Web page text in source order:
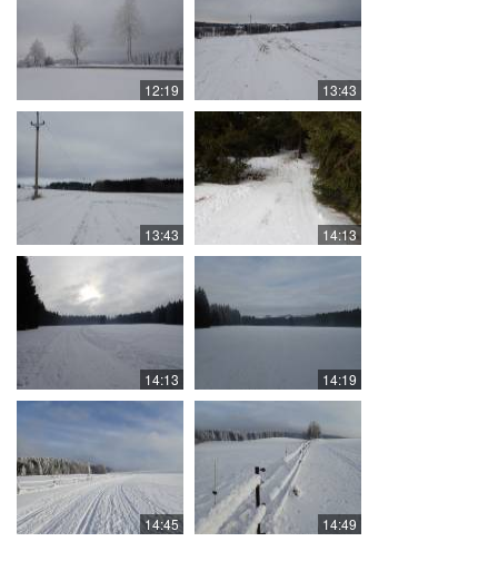
12:19 13:43
13:43 14:13
14:13 14:19
14:45 14:49